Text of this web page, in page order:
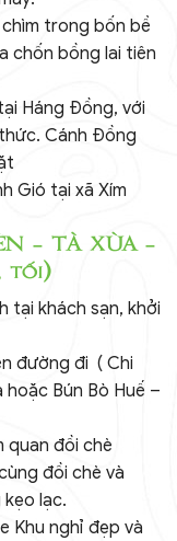
trong bốn bề
chốn bồng lai tiên
Háng Đồng, với
Cánh Đồng
Gió tại xã Xím
– TÀ XÙA –
tối)
tại khách sạn, khởi
đường đi ( Chi
Bún Bò Huế –
quan đồi chè
đồi chè và
lạc.
Khu nghỉ đẹp và